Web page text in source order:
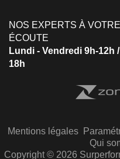
NOS EXPERTS À VOTRE
ÉCOUTE
Lundi - Vendredi 9h-12h
18h
Mentions légales
Qui
Copyright © 2026